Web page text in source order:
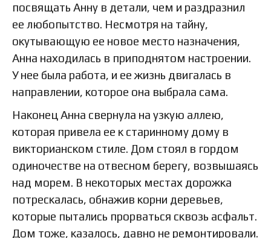
посвящать Анну в детали, чем и раздразнил
ее любопытство. Несмотря на тайну,
окутывающую ее новое место назначения,
Анна находилась в приподнятом настроении.
У нее была работа, и ее жизнь двигалась в
направлении, которое она выбрала сама.
Наконец Анна свернула на узкую аллею,
которая привела ее к старинному дому в
викторианском стиле. Дом стоял в гордом
одиночестве на отвесном берегу, возвышаясь
над морем. В некоторых местах дорожка
потрескалась, обнажив корни деревьев,
которые пытались прорваться сквозь асфальт.
Дом тоже, казалось, давно не ремонтировали.